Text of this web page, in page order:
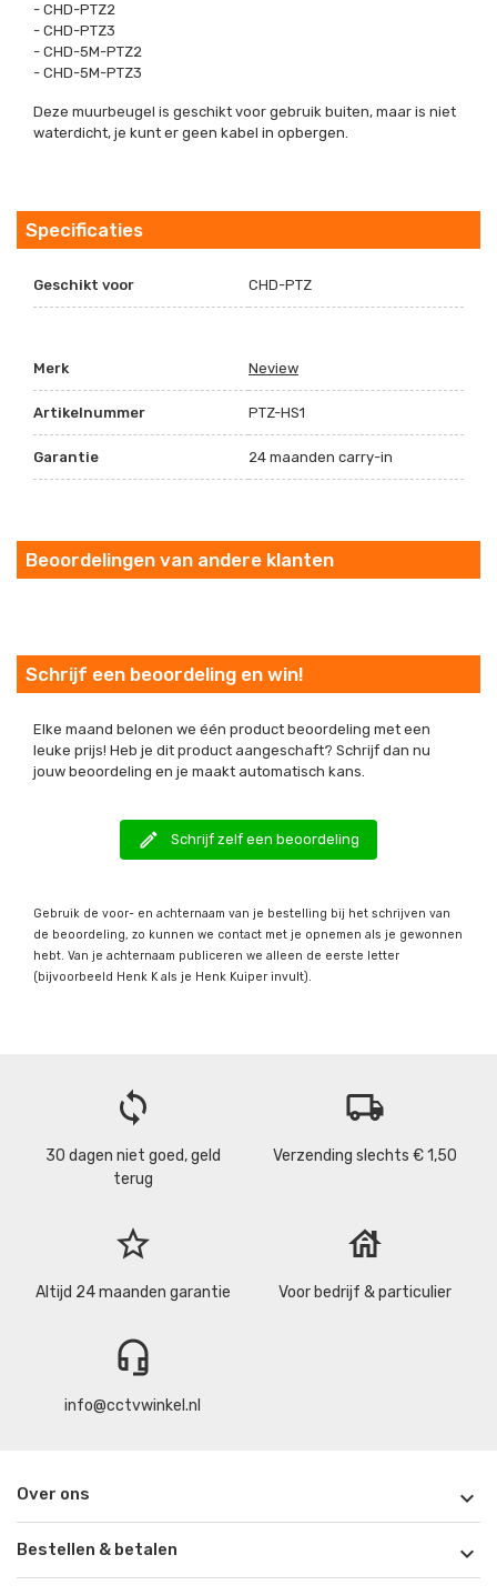
- CHD-PTZ2
- CHD-PTZ3
- CHD-5M-PTZ2
- CHD-5M-PTZ3
Deze muurbeugel is geschikt voor gebruik buiten, maar is niet
waterdicht, je kunt er geen kabel in opbergen.
Specificaties
Geschikt voor CHD-PTZ
Merk Neview
Artikelnummer PTZ-HS1
Garantie 24 maanden carry-in
Beoordelingen van andere klanten
Schrijf een beoordeling en win!
Elke maand belonen we één product beoordeling met een
leuke prijs! Heb je dit product aangeschaft? Schrijf dan nu
jouw beoordeling en je maakt automatisch kans.
edit Schrijf zelf een beoordeling
Gebruik de voor- en achternaam van je bestelling bij het schrijven van
de beoordeling, zo kunnen we contact met je opnemen als je gewonnen
hebt. Van je achternaam publiceren we alleen de eerste letter
(bijvoorbeeld Henk K als je Henk Kuiper invult).
loop
30 dagen niet goed, geld
terug
local_shipping
Verzending slechts € 1,50
star_border
Altijd 24 maanden garantie
house
Voor bedrijf & particulier
headset_mic
info@cctvwinkel.nl
Over ons 
Bestellen & betalen 